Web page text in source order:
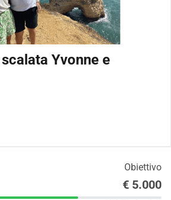
Yvonne e
Obiettivo
€ 5.000